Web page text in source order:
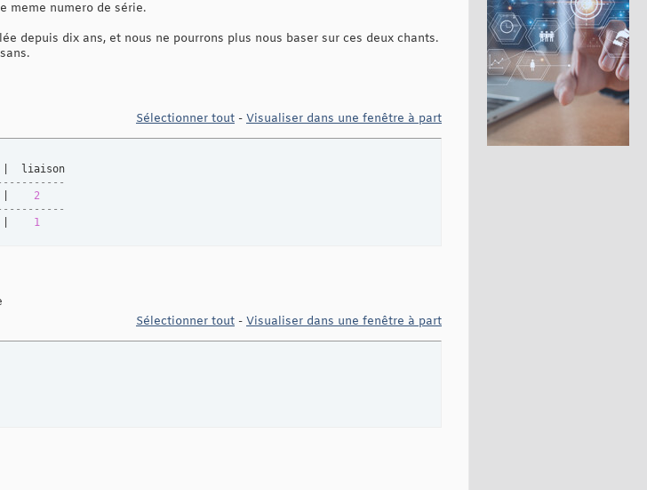
meme numero de série.
depuis dix ans, et nous ne pourrons plus nous baser sur ces deux chants.
Sélectionner tout - Visualiser dans une fenêtre à part
| 2
| 1
Sélectionner tout - Visualiser dans une fenêtre à part